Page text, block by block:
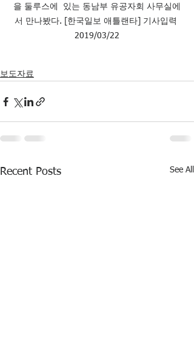
을 둘루스에  있는 동남부 유공자회 사무실에
서 만나봤다. [한국일보 애틀랜타] 기사입력
2019/03/22
보도자료
Recent Posts See All